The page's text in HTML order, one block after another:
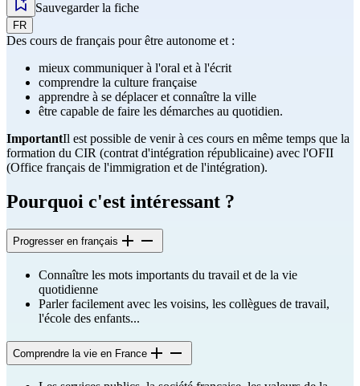
Sauvegarder la fiche
FR
Des cours de français pour être autonome et :
mieux communiquer à l'oral et à l'écrit
comprendre la culture française
apprendre à se déplacer et connaître la ville
être capable de faire les démarches au quotidien.
ImportantIl est possible de venir à ces cours en même temps que la
formation du CIR (contrat d'intégration républicaine) avec l'OFII
(Office français de l'immigration et de l'intégration).
Pourquoi c'est intéressant ?
Progresser en français
Connaître les mots importants du travail et de la vie
quotidienne
Parler facilement avec les voisins, les collègues de travail,
l'école des enfants...
Comprendre la vie en France